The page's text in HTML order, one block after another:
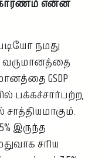
காரணம் என்ன
நமது
வருமானத்தை
GSDP
பக்கச்சார்பற்ற,
இருந்த
சரிய